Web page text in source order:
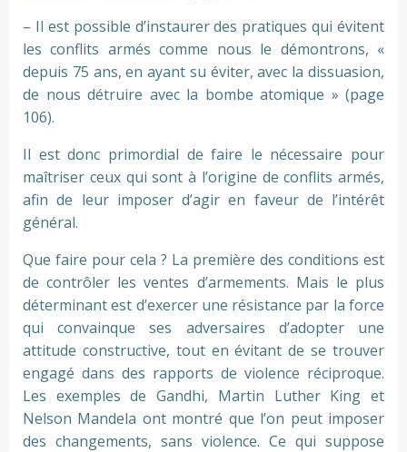
– Il est possible d’instaurer des pratiques qui évitent
les conflits armés comme nous le démontrons, «
depuis 75 ans, en ayant su éviter, avec la dissuasion,
de nous détruire avec la bombe atomique » (page
106).
Il est donc primordial de faire le nécessaire pour
maîtriser ceux qui sont à l’origine de conflits armés,
afin de leur imposer d’agir en faveur de l’intérêt
général.
Que faire pour cela ? La première des conditions est
de contrôler les ventes d’armements. Mais le plus
déterminant est d’exercer une résistance par la force
qui convainque ses adversaires d’adopter une
attitude constructive, tout en évitant de se trouver
engagé dans des rapports de violence réciproque.
Les exemples de Gandhi, Martin Luther King et
Nelson Mandela ont montré que l’on peut imposer
des changements, sans violence. Ce qui suppose